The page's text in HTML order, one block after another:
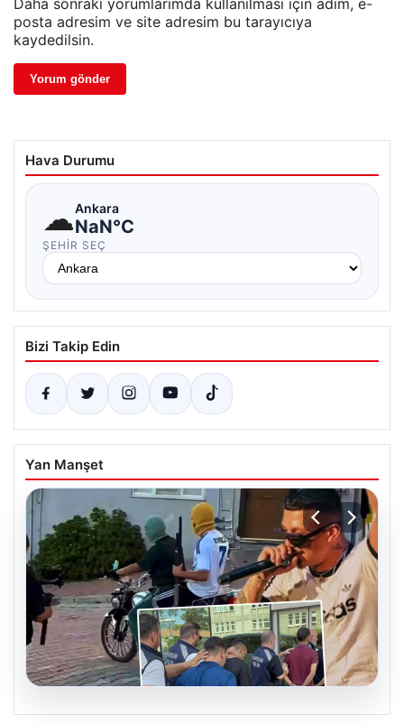
Daha sonraki yorumlarımda kullanılması için adım, e-
posta adresim ve site adresim bu tarayıcıya
kaydedilsin.
Hava Durumu
☁Ankara
NaN°C
ŞEHIR SEÇ
Bizi Takip Edin
Yan Manşet
06.08.2026